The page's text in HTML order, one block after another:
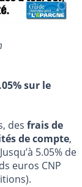
sur le
des frais de
de compte,
5.05% de
euros CNP